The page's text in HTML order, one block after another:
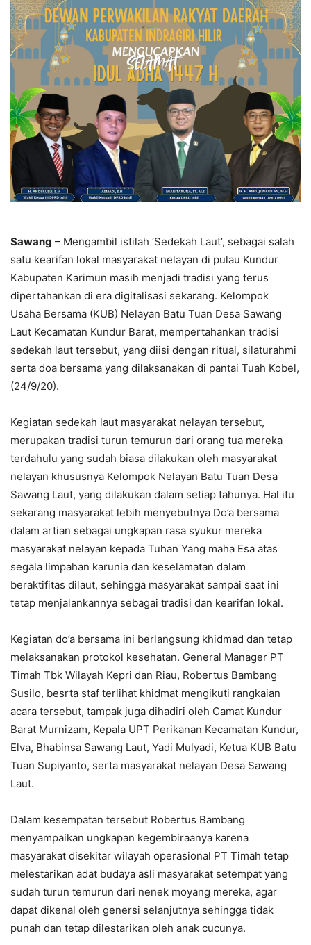
Sawang – Mengambil istilah ‘Sedekah Laut’, sebagai salah
satu kearifan lokal masyarakat nelayan di pulau Kundur
Kabupaten Karimun masih menjadi tradisi yang terus
dipertahankan di era digitalisasi sekarang. Kelompok
Usaha Bersama (KUB) Nelayan Batu Tuan Desa Sawang
Laut Kecamatan Kundur Barat, mempertahankan tradisi
sedekah laut tersebut, yang diisi dengan ritual, silaturahmi
serta doa bersama yang dilaksanakan di pantai Tuah Kobel,
(24/9/20).
Kegiatan sedekah laut masyarakat nelayan tersebut,
merupakan tradisi turun temurun dari orang tua mereka
terdahulu yang sudah biasa dilakukan oleh masyarakat
nelayan khususnya Kelompok Nelayan Batu Tuan Desa
Sawang Laut, yang dilakukan dalam setiap tahunya. Hal itu
sekarang masyarakat lebih menyebutnya Do’a bersama
dalam artian sebagai ungkapan rasa syukur mereka
masyarakat nelayan kepada Tuhan Yang maha Esa atas
segala limpahan karunia dan keselamatan dalam
beraktifitas dilaut, sehingga masyarakat sampai saat ini
tetap menjalankannya sebagai tradisi dan kearifan lokal.
Kegiatan do’a bersama ini berlangsung khidmad dan tetap
melaksanakan protokol kesehatan. General Manager PT
Timah Tbk Wilayah Kepri dan Riau, Robertus Bambang
Susilo, besrta staf terlihat khidmat mengikuti rangkaian
acara tersebut, tampak juga dihadiri oleh Camat Kundur
Barat Murnizam, Kepala UPT Perikanan Kecamatan Kundur,
Elva, Bhabinsa Sawang Laut, Yadi Mulyadi, Ketua KUB Batu
Tuan Supiyanto, serta masyarakat nelayan Desa Sawang
Laut.
Dalam kesempatan tersebut Robertus Bambang
menyampaikan ungkapan kegembiraanya karena
masyarakat disekitar wilayah operasional PT Timah tetap
melestarikan adat budaya asli masyarakat setempat yang
sudah turun temurun dari nenek moyang mereka, agar
dapat dikenal oleh genersi selanjutnya sehingga tidak
punah dan tetap dilestarikan oleh anak cucunya.